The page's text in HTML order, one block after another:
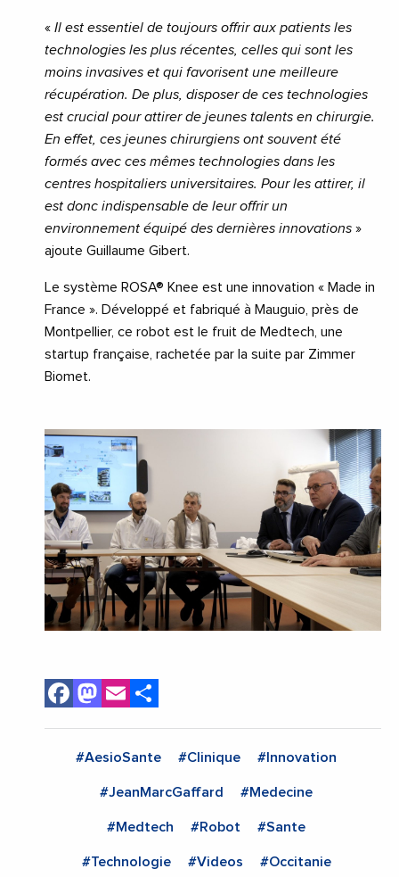
« Il est essentiel de toujours offrir aux patients les
technologies les plus récentes, celles qui sont les
moins invasives et qui favorisent une meilleure
récupération. De plus, disposer de ces technologies
est crucial pour attirer de jeunes talents en chirurgie.
En effet, ces jeunes chirurgiens ont souvent été
formés avec ces mêmes technologies dans les
centres hospitaliers universitaires. Pour les attirer, il
est donc indispensable de leur offrir un
environnement équipé des dernières innovations »
ajoute Guillaume Gibert.
Le système ROSA® Knee est une innovation « Made in
France ». Développé et fabriqué à Mauguio, près de
Montpellier, ce robot est le fruit de Medtech, une
startup française, rachetée par la suite par Zimmer
Biomet.
Facebook
Mastodon
Email
#AesioSante #Clinique #Innovation
#JeanMarcGaffard #Medecine
#Medtech #Robot #Sante
#Technologie #Videos #Occitanie